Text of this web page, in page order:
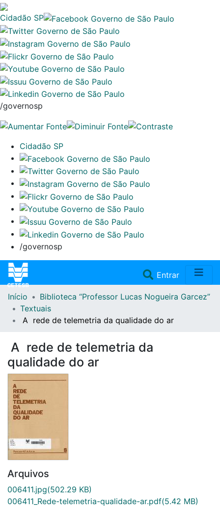
Cidadão SP
/governosp
Cidadão SP
/governosp
Entrar(current)
Home
Repositório
Doações/Aquisições
Fale Conosco
Início
Biblioteca “Professor Lucas Nogueira Garcez”
Textuais
A rede de telemetria da qualidade do ar
A rede de telemetria da
qualidade do ar
Arquivos
006411.jpg(502.29 KB)
006411_Rede-telemetria-qualidade-ar.pdf(5.42 MB)